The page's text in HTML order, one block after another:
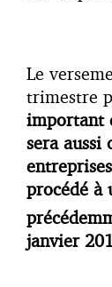
Le
trimestre
important
sera aussi
procédé à
janvier